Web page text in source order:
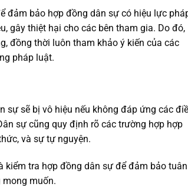
đảm bảo hợp đồng dân sự có hiệu lực
gây thiệt hại cho các bên tham gia. Do đó,
đồng thời luôn tham khảo ý kiến của các
pháp luật.
sự sẽ bị vô hiệu nếu không đáp ứng các
sự cũng quy định rõ các trường hợp hợp
và sự tự nguyện.
kiểm tra hợp đồng dân sự để đảm bảo tuân
muốn.